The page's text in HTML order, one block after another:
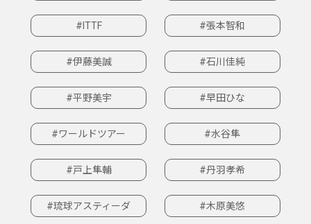
#ITTF #張本智和
#伊藤美誠 #石川佳純
#平野美宇 #早田ひな
#ワールドツアー #水谷隼
#戸上隼輔 #丹羽孝希
#琉球アスティーダ #木原美悠